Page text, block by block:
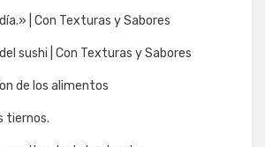
| Con Texturas y Sabores
sushi | Con Texturas y Sabores
de los alimentos
tiernos.